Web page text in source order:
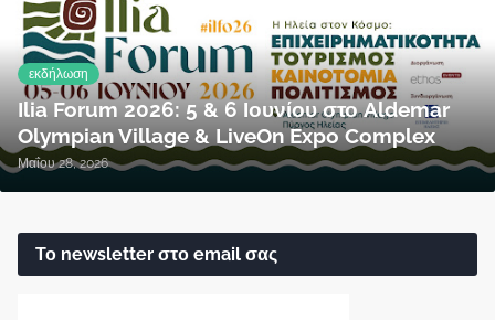
εκδήλωση
Ilia Forum 2026: 5 & 6 Ιουνίου στο Aldemar
Olympian Village & LiveOn Expo Complex
Μαΐου 28, 2026
Το newsletter στο email σας